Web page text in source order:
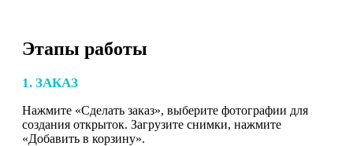
Этапы работы
1. ЗАКАЗ
Нажмите «Сделать заказ», выберите фотографии для
создания открыток. Загрузите снимки, нажмите
«Добавить в корзину».